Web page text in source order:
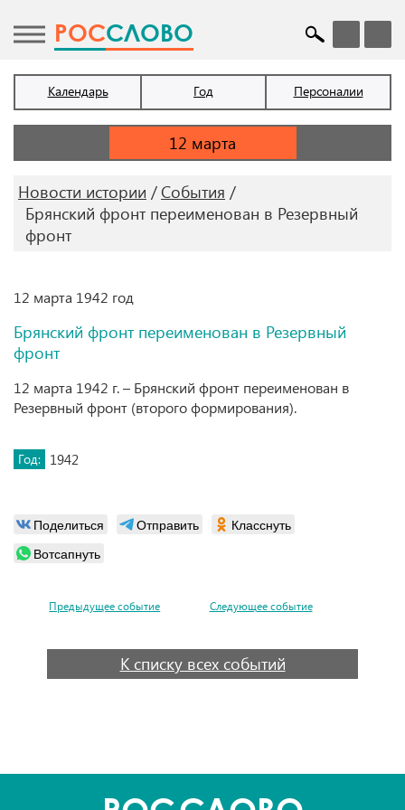
POCСЛОВО
Календарь Год Персоналии
Новости истории
События
Брянский фронт переименован в Резервный
фронт
12 марта 1942 год
Брянский фронт переименован в Резервный
фронт
12 марта 1942 г. – Брянский фронт переименован в
Резервный фронт (второго формирования).
Год: 1942
Поделиться Отправить
Класснуть
Вотсапнуть
Предыдущее событие Следующее событие
К списку всех событий